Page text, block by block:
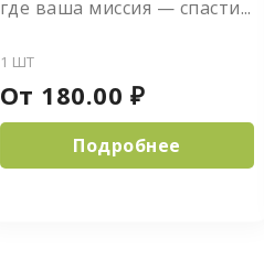
где ваша миссия — спасти...
1 ШТ
От 180.00 ₽
Подробнее